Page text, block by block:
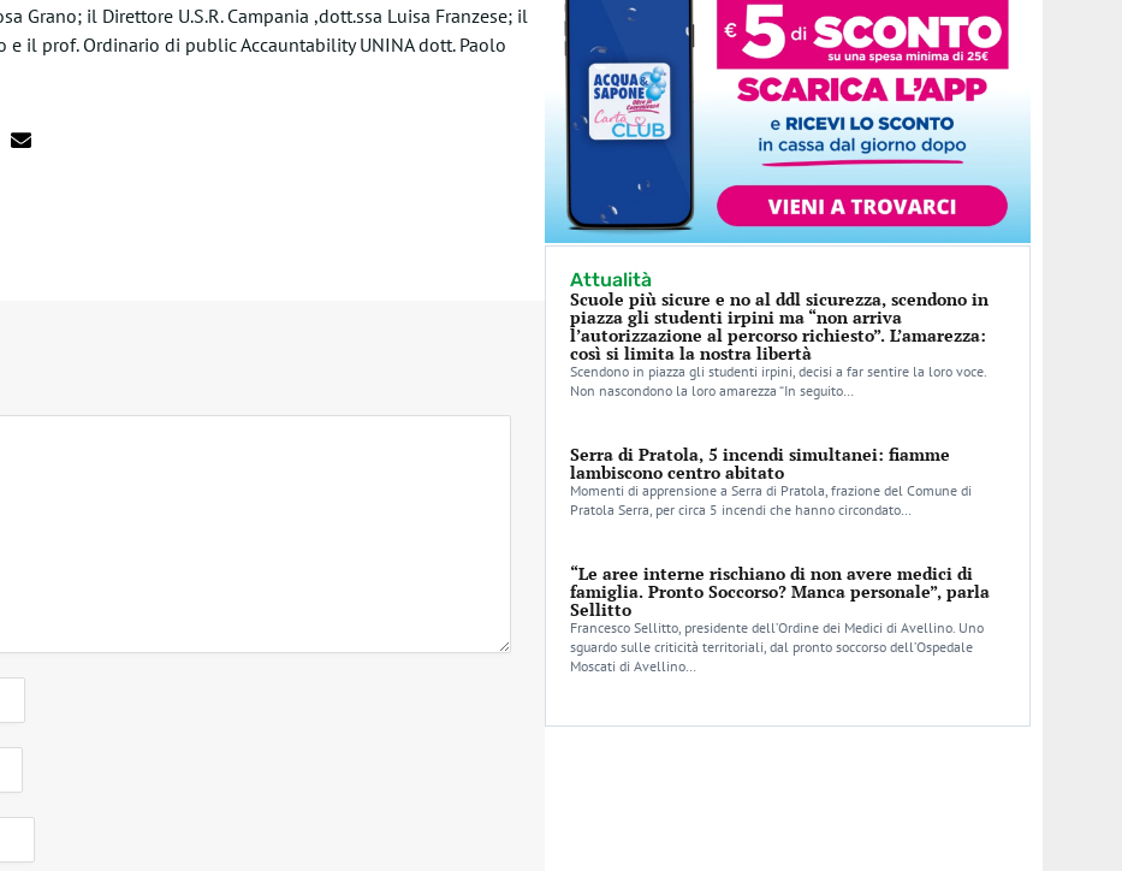
Grano; il Direttore U.S.R. Campania ,dott.ssa Luisa Franzese; il
il prof. Ordinario di public Accauntability UNINA dott. Paolo
Attualità
Scuole più sicure e no al ddl sicurezza, scendono in
piazza gli studenti irpini ma “non arriva
l’autorizzazione al percorso richiesto”. L’amarezza:
così si limita la nostra libertà
Scendono in piazza gli studenti irpini, decisi a far sentire la loro voce.
Non nascondono la loro amarezza “In seguito…
Serra di Pratola, 5 incendi simultanei: fiamme
lambiscono centro abitato
Momenti di apprensione a Serra di Pratola, frazione del Comune di
Pratola Serra, per circa 5 incendi che hanno circondato…
“Le aree interne rischiano di non avere medici di
famiglia. Pronto Soccorso? Manca personale”, parla
Sellitto
Francesco Sellitto, presidente dell’Ordine dei Medici di Avellino. Uno
sguardo sulle criticità territoriali, dal pronto soccorso dell’Ospedale
Moscati di Avellino…